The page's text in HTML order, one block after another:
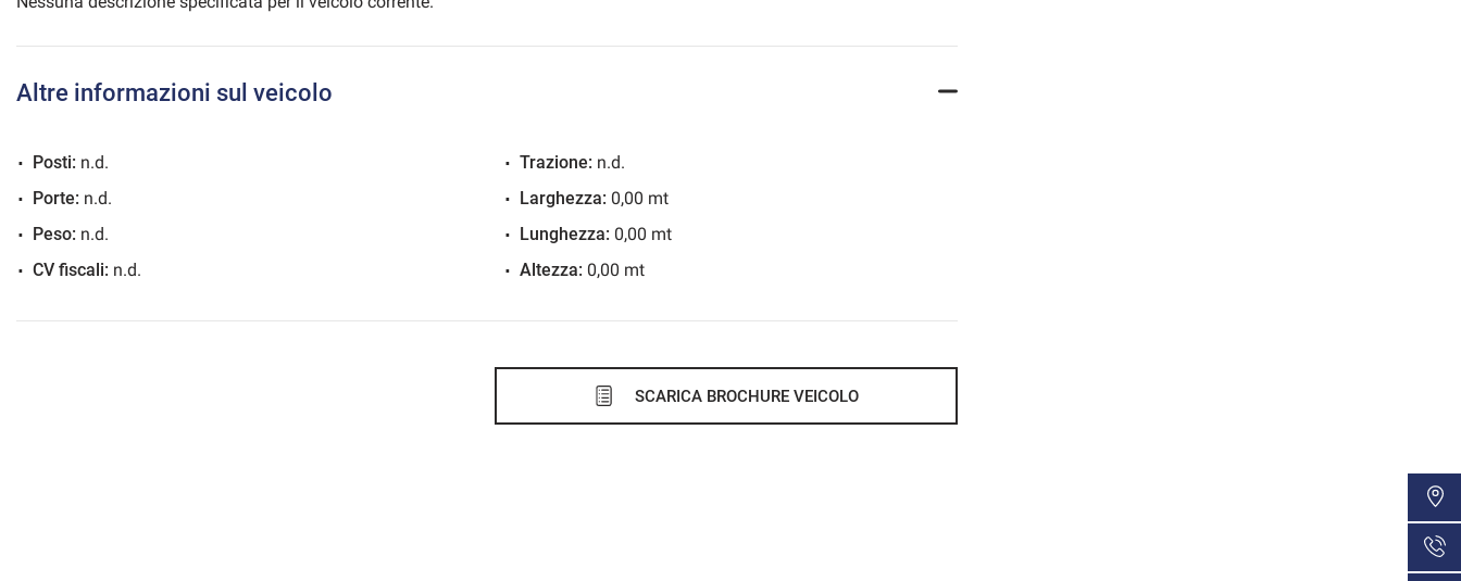
Altre informazioni sul veicolo
Posti: n.d.
Porte: n.d.
Peso: n.d.
CV fiscali: n.d.
Trazione: n.d.
Larghezza: 0,00 mt
Lunghezza: 0,00 mt
Altezza: 0,00 mt
SCARICA BROCHURE VEICOLO
Cookie per il miglioramento dell'esperienza utente